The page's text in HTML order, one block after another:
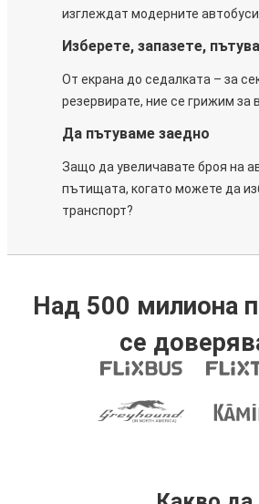
изглеждат модерните автобуси.
Изберете, запазете,
От екрана до седалката – за
резервирате, ние се грижим за
Да пътуваме заедно
Защо да увеличавате броя на
пътищата, когато можете да
транспорт?
Над 500 милиона
се